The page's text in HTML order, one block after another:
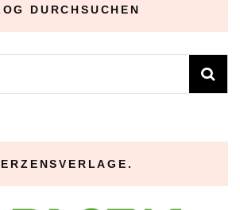
DURCHSUCHEN